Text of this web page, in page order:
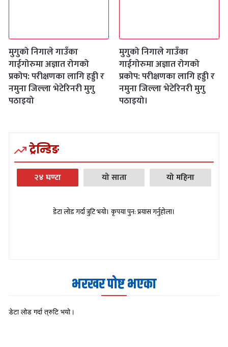
मुगुको निगाले गाउँका
गाईगोरुमा अज्ञात रोगको
प्रकोप: परीक्षणका लागि हड्डी र
नमुना जिल्ला भेटेरिनरी मुगु
पठाइयो
मुगुको निगाले गाउँका
गाईगोरुमा अज्ञात रोगको
प्रकोप: परीक्षणका लागि हड्डी र
नमुना जिल्ला भेटेरिनरी मुगु
पठाइयो।
ट्रेन्डिङ
२४ घण्टा यो साता यो महिना
डेटा लोड गर्दा त्रुटि भयो। कृपया पुन: प्रयास गर्नुहोला।
भरखर पोष्ट भएका
डेटा लोड गर्दा त्रुटि भयो।